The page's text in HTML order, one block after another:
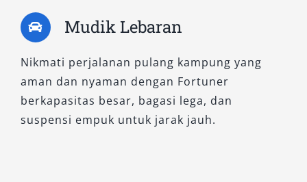
sewa Fortuner dengan sopir
kenyamanan total, atau lepas kunci bagi yang
menginginkan fleksibilitas penuh. Tersedia
pula paket harian 24 jam, mingguan, hingga
bulanan, lengkap dengan layanan antar jemput
ke Bandara Dhoho Kediri atau Stasiun Madiun.
Mudik Lebaran
Nikmati perjalanan pulang kampung yang
aman dan nyaman dengan Fortuner
berkapasitas besar, bagasi lega, dan
suspensi empuk untuk jarak jauh.